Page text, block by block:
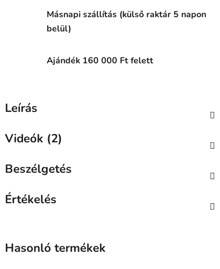
Másnapi szállítás (külső raktár 5 napon
belül)
Ajándék 160 000 Ft felett
Leírás
Videók (2)
Beszélgetés
Értékelés
Hasonló termékek